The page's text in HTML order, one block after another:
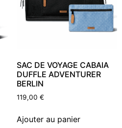
SAC DE VOYAGE CABAIA
DUFFLE ADVENTURER
BERLIN
119,00 €
Ajouter au panier